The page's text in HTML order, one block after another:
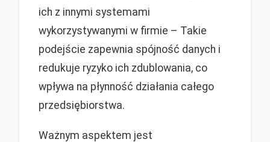
ich z innymi systemami
wykorzystywanymi w firmie – Takie
podejście zapewnia spójność danych i
redukuje ryzyko ich zdublowania, co
wpływa na płynność działania całego
przedsiębiorstwa.
Ważnym aspektem jest